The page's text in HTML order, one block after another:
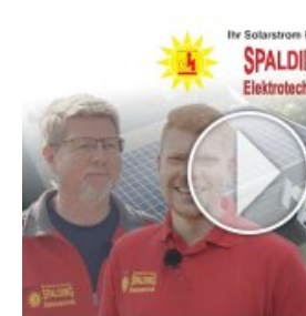
Expertis
Kontakt
Nyheter
Jobb/Studier